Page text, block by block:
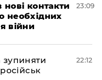
контакти
необхідних
війни
23:09
22:12